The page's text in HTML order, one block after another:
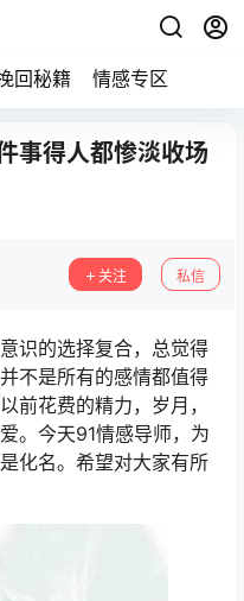
回秘籍 情感专区
事得人都惨淡收场
关注 私信
识的选择复合，总觉得
不是所有的感情都值得
前花费的精力，岁月，
。今天91情感导师，为
化名。希望对大家有所